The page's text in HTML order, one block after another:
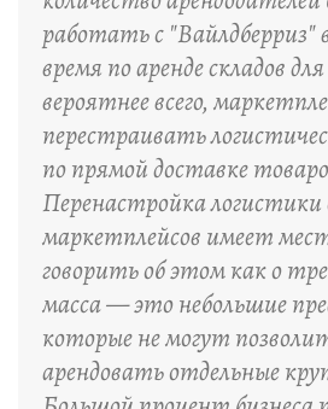
работать с
время по аренде складов
вероятнее всего,
перестраивать
по прямой доставке
Перенастройка логистики
маркетплейсов имеет
говорить об этом как о
масса — это небольшие
которые не могут
арендовать отдельные